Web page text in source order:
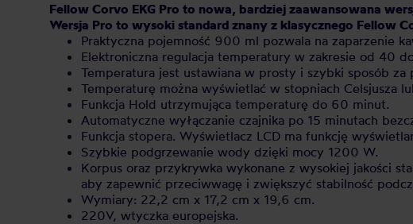
Fellow Corvo EKG Pro to nowa, bardziej zaawansowana
Wersja Pro to wysoki standard znany z klasycznego Fellow
Praktyczna pojemność 900 ml pozwala na zaparzenie
Elektroniczna regulacja temperatury w zakresie od 40
Temperatura jest ustawiana w prosty i szybki sposób
Temperaturę można wyświetlać w stopniach Celsjusza
Funkcja Hold utrzymująca temperaturę do 60 minut.
Automatyczne wyłączanie czajnika po 15 minutach
Funkcja stopera. Wyświetlacz LCD ma funkcję
Szybkie podgrzewanie wody dzięki mocy 1200 W.
Korpus oraz przykrywka wykonane z wysokiej jakości
aby zapewnić przeciwwagę i zwiększyć stabilność
Wymiary: 22,2 cm x 17,2 cm x 19,6 cm.
220V, wtyczka europejska.